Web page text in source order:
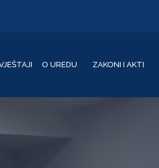
O UREDU ZAKONI I AKTI